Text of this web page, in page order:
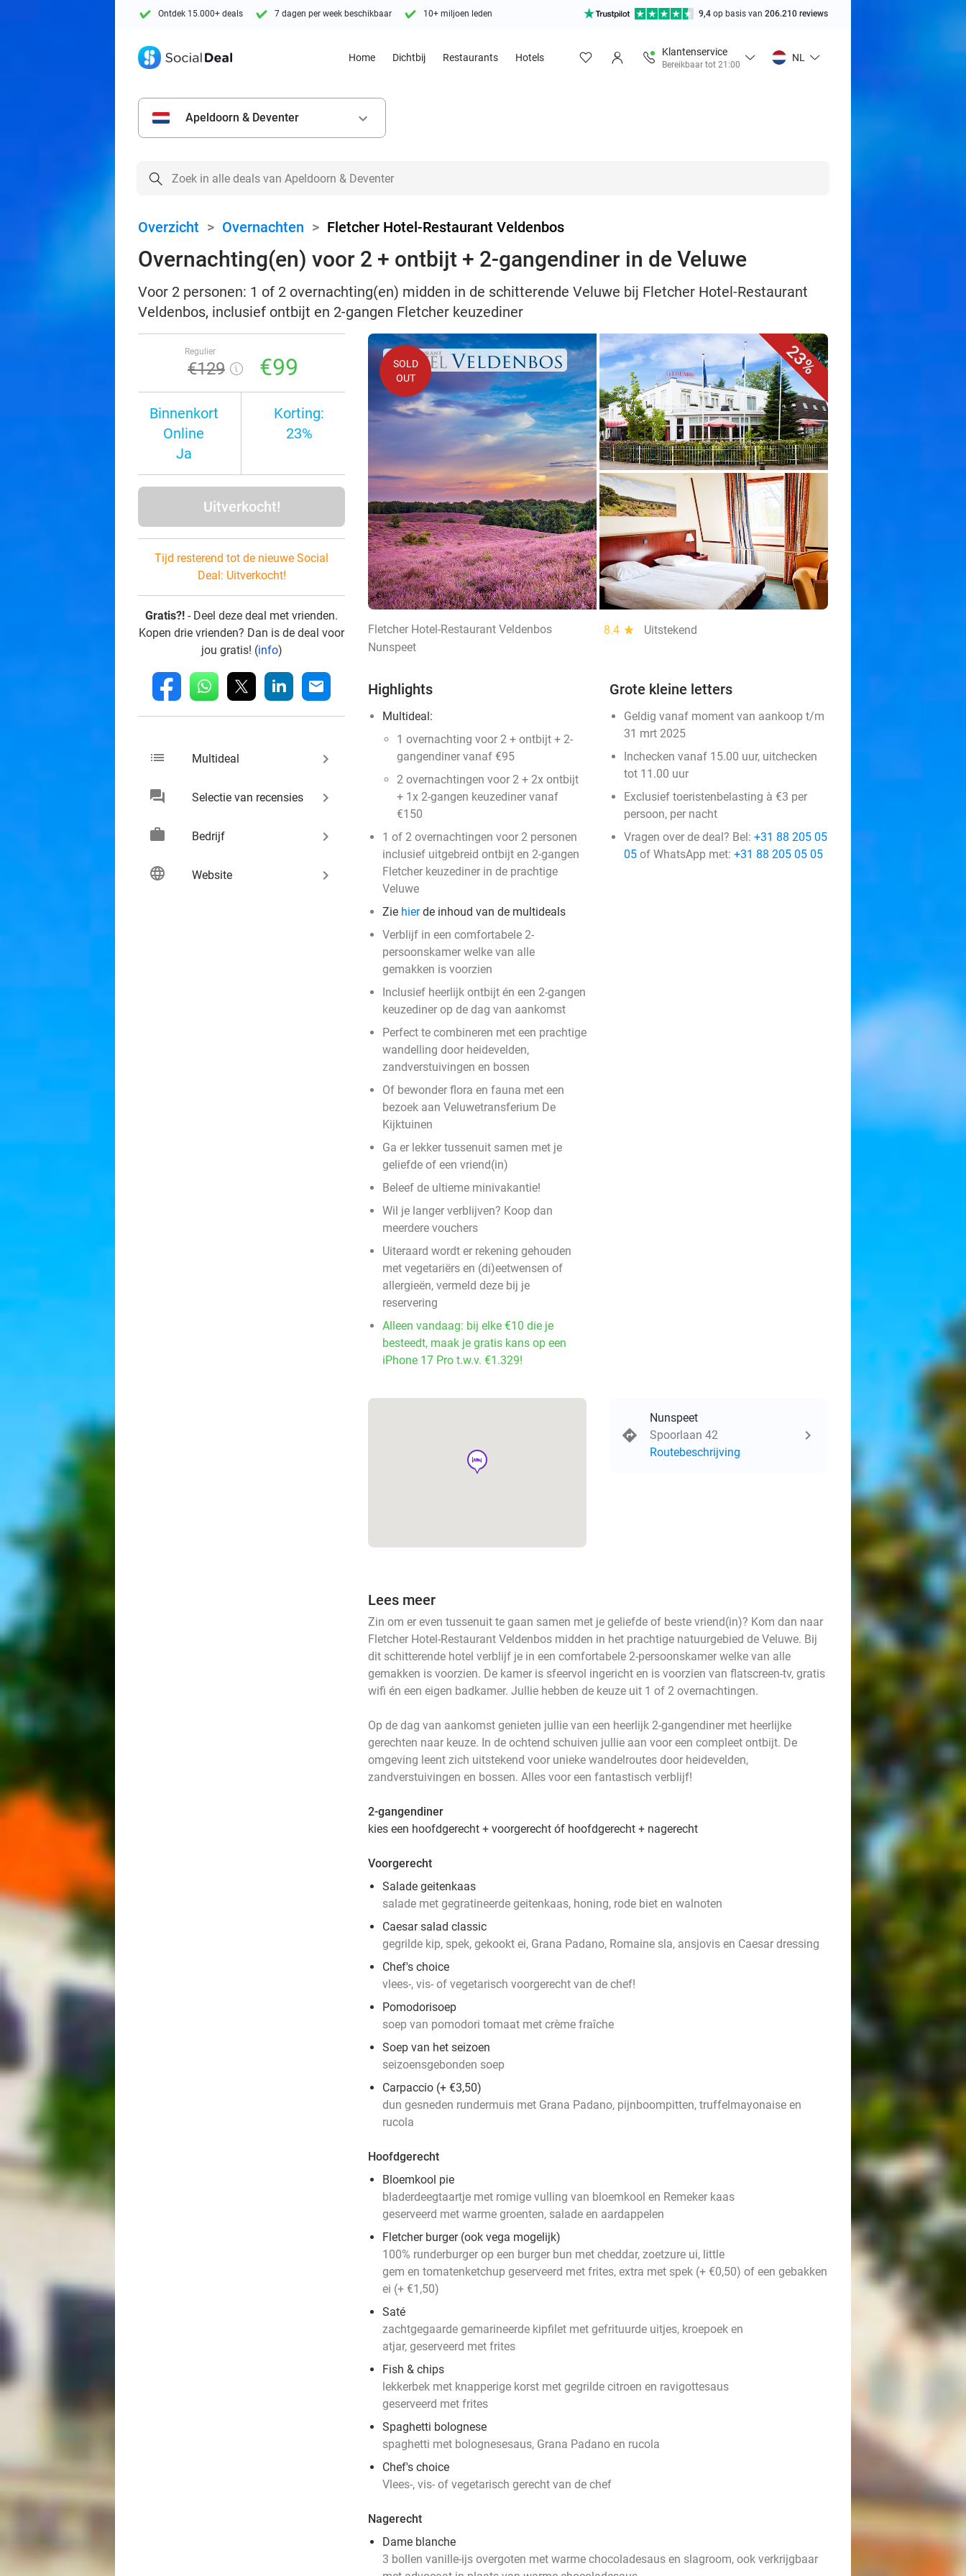
Ontdek 15.000+ deals 7 dagen per week beschikbaar 10+ miljoen leden 9,4 op basis van 206.210 reviews
Home Dichtbij Restaurants Hotels
Klantenservice
Bereikbaar tot 21:00
NL
Apeldoorn & Deventer keyboard_arrow_down
Overzicht > Overnachten > Fletcher Hotel-Restaurant Veldenbos
Overnachting(en) voor 2 + ontbijt + 2-gangendiner in de Veluwe
Voor 2 personen: 1 of 2 overnachting(en) midden in de schitterende Veluwe bij Fletcher Hotel-Restaurant
Veldenbos, inclusief ontbijt en 2-gangen Fletcher keuzediner
Regulier
€129 €99
Binnenkort
Online
Ja
Korting:
23%
Uitverkocht!
Tijd resterend tot de nieuwe Social
Deal: Uitverkocht!
Gratis?! - Deel deze deal met vrienden.
Kopen drie vrienden? Dan is de deal voor
jou gratis! (info)
fb whatsapp linkedin mail
list Multideal keyboard_arrow_right
chat Selectie van recensies keyboard_arrow_right
work Bedrijf keyboard_arrow_right
language Website keyboard_arrow_right
23%
SOLD
OUT
Fletcher Hotel-Restaurant Veldenbos 8.4 star
Uitstekend
Nunspeet
Highlights
Multideal:
1 overnachting voor 2 + ontbijt + 2-
gangendiner vanaf €95
2 overnachtingen voor 2 + 2x ontbijt
+ 1x 2-gangen keuze​diner vanaf
€150
1 of 2 overnachtingen voor 2 personen
inclusief uitgebreid ontbijt en 2-gangen
Fletcher keuzediner in de prachtige
Veluwe
Zie hierde inhoud van de multideals
Verblijf in een comfortabele 2-
persoonskamer welke van alle
gemakken is voorzien
Inclusief heerlijk ontbijt én een 2-gangen
keuzediner op de dag van aankomst
Perfect te combineren met een prachtige
wandelling door heidevelden,
zandverstuivingen en bossen
Of bewonder flora en fauna met een
bezoek aan Veluwetransferium De
Kijktuinen
Ga er lekker tussenuit samen met je
geliefde of een vriend(in)
Beleef de ultieme minivakantie!
Wil je langer verblijven? Koop dan
meerdere vouchers
Uiteraard wordt er rekening gehouden
met vegetariërs en (di)eetwensen of
allergieën, vermeld deze bij je
reservering
Alleen vandaag: bij elke €10 die je
besteedt, maak je gratis kans op een
iPhone 17 Pro t.w.v. €1.329!
Grote kleine letters
Geldig vanaf moment van aankoop t/m
31 mrt 2025
Inchecken vanaf 15.00 uur, uitchecken
tot 11.00 uur
Exclusief toeristenbelasting à €3 per
persoon, per nacht
Vragen over de deal? Bel: +31 88 205 05
05 of WhatsApp met: +31 88 205 05 05
hotel
Nunspeet
Spoorlaan 42
Routebeschrijving
Lees meer
Zin om er even tussenuit te gaan samen met je geliefde of beste vriend(in)? Kom dan naar
Fletcher Hotel-Restaurant Veldenbos midden in het prachtige natuurgebied de Veluwe. Bij
dit schitterende hotel verblijf je in een comfortabele 2-persoonskamer welke van alle
gemakken is voorzien. De kamer is sfeervol ingericht en is voorzien van flatscreen-tv, gratis
wifi én een eigen badkamer. Jullie hebben de keuze uit 1 of 2 overnachtingen.
Op de dag van aankomst genieten jullie van een heerlijk 2-gangendiner met heerlijke
gerechten naar keuze. In de ochtend schuiven jullie aan voor een compleet ontbijt. De
omgeving leent zich uitstekend voor unieke wandelroutes door heidevelden,
zandverstuivingen en bossen. Alles voor een fantastisch verblijf!
2-gangendiner
kies een hoofdgerecht + voorgerecht óf hoofdgerecht + nagerecht
Voorgerecht
Salade geitenkaas
salade met gegratineerde geitenkaas, honing, rode biet en walnoten
Caesar salad classic
gegrilde kip, spek, gekookt ei, Grana Padano, Romaine sla, ansjovis en Caesar dressing
Chef's choice
vlees-, vis- of vegetarisch voorgerecht van de chef!
Pomodorisoep
soep van pomodori tomaat met crème fraîche
Soep van het seizoen
seizoensgebonden soep
Carpaccio (+ €3,50)
dun gesneden rundermuis met Grana Padano, pijnboompitten, truffelmayonaise en
rucola
Hoofdgerecht
Bloemkool pie
bladerdeegtaartje met romige vulling van bloemkool en Remeker kaas
geserveerd met warme groenten, salade en aardappelen
Fletcher burger (ook vega mogelijk)
100% runderburger op een burger bun met cheddar, zoetzure ui, little
gem en tomatenketchup geserveerd met frites, extra met spek (+ €0,50) of een gebakken
ei (+ €1,50)
Saté
zachtgegaarde gemarineerde kipfilet met gefrituurde uitjes, kroepoek en
atjar, geserveerd met frites
Fish & chips
lekkerbek met knapperige korst met gegrilde citroen en ravigottesaus
geserveerd met frites
Spaghetti bolognese
spaghetti met bolognesesaus, Grana Padano en rucola
Chef's choice
Vlees-, vis- of vegetarisch gerecht van de chef
Nagerecht
Dame blanche
3 bollen vanille-ijs overgoten met warme chocoladesaus en slagroom, ook verkrijgbaar